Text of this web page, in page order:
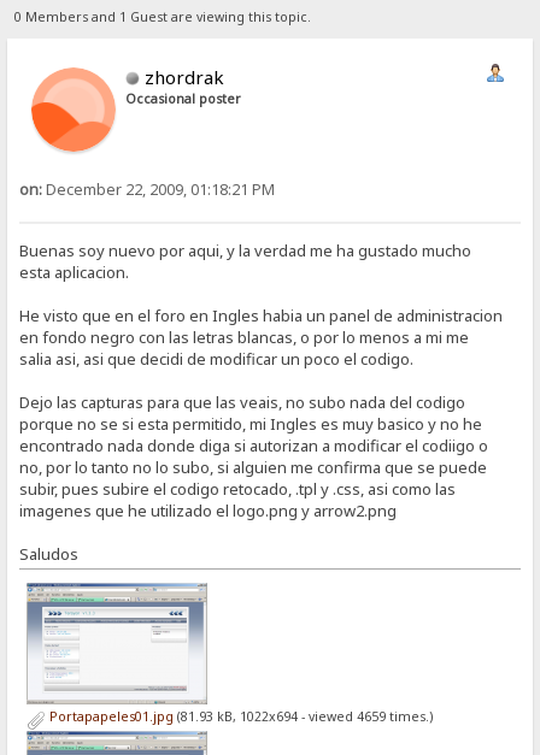
0 Members and 1 Guest are viewing this topic.
zhordrak
Occasional poster
on:December 22, 2009, 01:18:21 PM
Buenas soy nuevo por aqui, y la verdad me ha gustado mucho
esta aplicacion.
He visto que en el foro en Ingles habia un panel de administracion
en fondo negro con las letras blancas, o por lo menos a mi me
salia asi, asi que decidi de modificar un poco el codigo.
Dejo las capturas para que las veais, no subo nada del codigo
porque no se si esta permitido, mi Ingles es muy basico y no he
encontrado nada donde diga si autorizan a modificar el codiigo o
no, por lo tanto no lo subo, si alguien me confirma que se puede
subir, pues subire el codigo retocado, .tpl y .css, asi como las
imagenes que he utilizado el logo.png y arrow2.png
Saludos
Portapapeles01.jpg (81.93 kB, 1022x694 - viewed 4659 times.)